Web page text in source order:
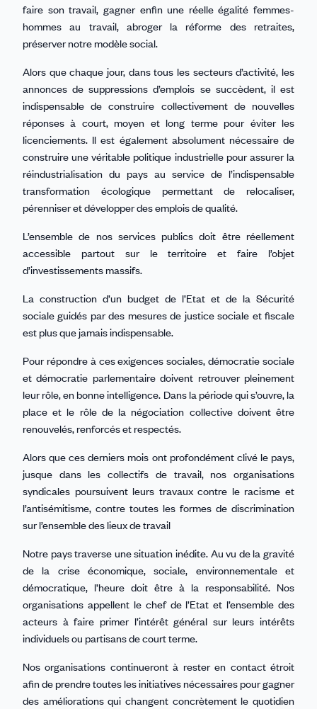
faire son travail, gagner enfin une réelle égalité femmes-
hommes au travail, abroger la réforme des retraites,
préserver notre modèle social.
Alors que chaque jour, dans tous les secteurs d’activité, les
annonces de suppressions d’emplois se succèdent, il est
indispensable de construire collectivement de nouvelles
réponses à court, moyen et long terme pour éviter les
licenciements. Il est également absolument nécessaire de
construire une véritable politique industrielle pour assurer la
réindustrialisation du pays au service de l’indispensable
transformation écologique permettant de relocaliser,
pérenniser et développer des emplois de qualité.
L’ensemble de nos services publics doit être réellement
accessible partout sur le territoire et faire l’objet
d’investissements massifs.
La construction d’un budget de l’Etat et de la Sécurité
sociale guidés par des mesures de justice sociale et fiscale
est plus que jamais indispensable.
Pour répondre à ces exigences sociales, démocratie sociale
et démocratie parlementaire doivent retrouver pleinement
leur rôle, en bonne intelligence. Dans la période qui s’ouvre, la
place et le rôle de la négociation collective doivent être
renouvelés, renforcés et respectés.
Alors que ces derniers mois ont profondément clivé le pays,
jusque dans les collectifs de travail, nos organisations
syndicales poursuivent leurs travaux contre le racisme et
l’antisémitisme, contre toutes les formes de discrimination
sur l’ensemble des lieux de travail
Notre pays traverse une situation inédite. Au vu de la gravité
de la crise économique, sociale, environnementale et
démocratique, l’heure doit être à la responsabilité. Nos
organisations appellent le chef de l’Etat et l’ensemble des
acteurs à faire primer l’intérêt général sur leurs intérêts
individuels ou partisans de court terme.
Nos organisations continueront à rester en contact étroit
afin de prendre toutes les initiatives nécessaires pour gagner
des améliorations qui changent concrètement le quotidien